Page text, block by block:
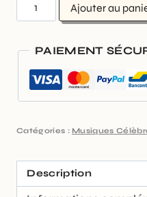
Ajouter au
PAIEMENT
Catégories : Musiques
Description